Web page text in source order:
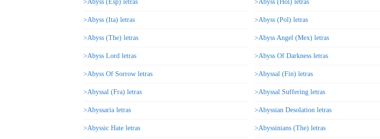
>Abyss (Esp) letras >Abyss (Hol) letras
>Abyss (Ita) letras >Abyss (Pol) letras
>Abyss (The) letras >Abyss Angel (Mex) letras
>Abyss Lord letras >Abyss Of Darkness letras
>Abyss Of Sorrow letras >Abyssal (Fin) letras
>Abyssal (Fra) letras >Abyssal Suffering letras
>Abyssaria letras >Abyssian Desolation letras
>Abyssic Hate letras >Abyssinians (The) letras